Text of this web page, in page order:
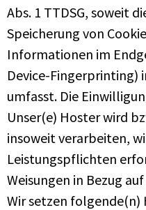
Abs. 1 TTDSG, soweit
Speicherung von
Informationen im
Device-Fingerprinting)
umfasst. Die
Unser(e) Hoster wird
insoweit verarbeiten,
Leistungspflichten
Weisungen in Bezug
Wir setzen folgende(n)